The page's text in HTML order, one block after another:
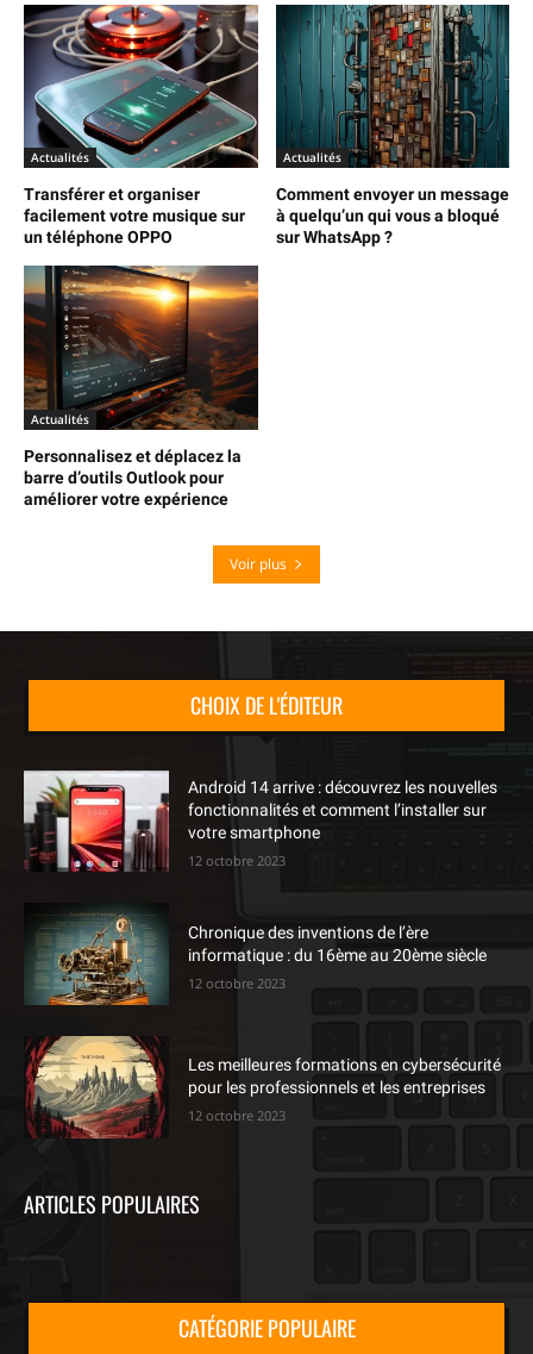
Actualités
Transférer et organiser
facilement votre musique sur
un téléphone OPPO
Actualités
Comment envoyer un message
à quelqu’un qui vous a bloqué
sur WhatsApp ?
Actualités
Personnalisez et déplacez la
barre d’outils Outlook pour
améliorer votre expérience
Voir plus
CHOIX DE L'ÉDITEUR
Android 14 arrive : découvrez les nouvelles
fonctionnalités et comment l’installer sur
votre smartphone
12 octobre 2023
Chronique des inventions de l’ère
informatique : du 16ème au 20ème siècle
12 octobre 2023
Les meilleures formations en cybersécurité
pour les professionnels et les entreprises
12 octobre 2023
ARTICLES POPULAIRES
CATÉGORIE POPULAIRE